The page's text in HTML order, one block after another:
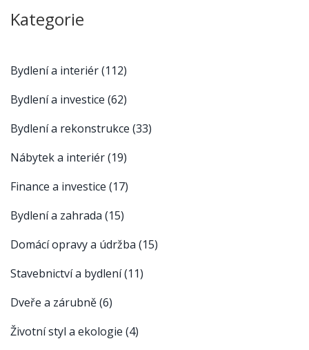
Kategorie
Bydlení a interiér(112)
Bydlení a investice (62)
Bydlení a rekonstrukce (33)
Nábytek a interiér(19)
Finance a investice (17)
Bydlení a zahrada (15)
Domácí opravy a údržba (15)
Stavebnictví a bydlení(11)
Dveře a zárubně(6)
Životní styl a ekologie (4)